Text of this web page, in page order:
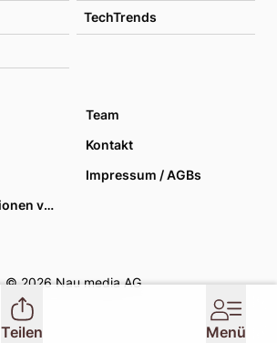
TechTrends
Team
Kontakt
Impressum / AGBs
Datenschutzoptionen verwalten
© 2026 Nau media AG
Teilen Menü